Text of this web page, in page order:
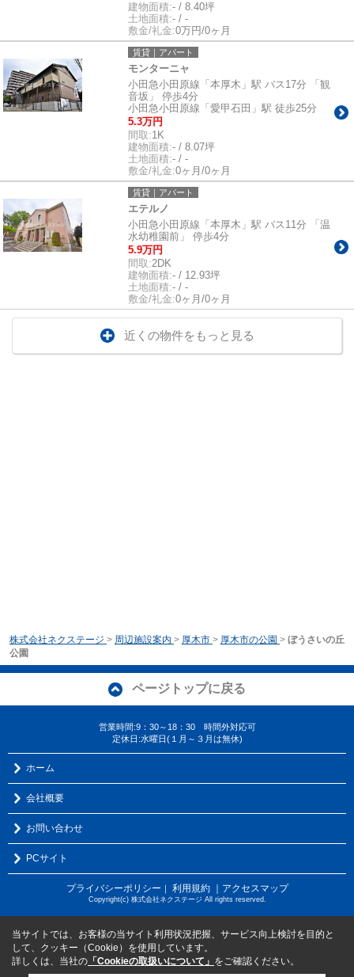
建物面積:- / 8.40坪
土地面積:- / -
敷金/礼金:0万円/0ヶ月
賃貸｜アパート
モンターニャ
小田急小田原線「本厚木」駅 バス17分 「観
音坂」 停歩4分
小田急小田原線「愛甲石田」駅 徒歩25分
5.3万円
間取:1K
建物面積:- / 8.07坪
土地面積:- / -
敷金/礼金:0ヶ月/0ヶ月
賃貸｜アパート
エテルノ
小田急小田原線「本厚木」駅 バス11分 「温
水幼稚園前」 停歩4分
5.9万円
間取:2DK
建物面積:- / 12.93坪
土地面積:- / -
敷金/礼金:0ヶ月/0ヶ月
近くの物件をもっと見る
株式会社ネクステージ > 周辺施設案内 > 厚木市 > 厚木市の公園 > ぼうさいの丘
公園
ページトップに戻る
営業時間:9：30～18：30 時間外対応可
定休日:水曜日(１月～３月は無休)
ホーム
会社概要
お問い合わせ
PCサイト
プライバシーポリシー ｜ 利用規約 ｜アクセスマップ
Copyright(c) 株式会社ネクステージ All rights reserved.
当サイトでは、お客様の当サイト利用状況把握、サービス向上検討を目的と
して、クッキー（Cookie）を使用しています。
詳しくは、当社の 「Cookieの取扱いについて」 をご確認ください。